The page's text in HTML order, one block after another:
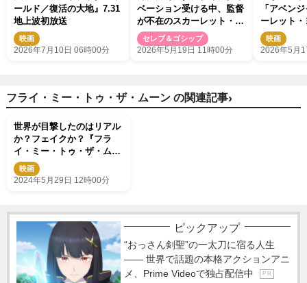
ールド／復活の大地』7.31
地上波初放送
映画
2026年7月10日 06時00分
ベーション受ける中、監督
が不在のスカーレット・ヨ
ハンソンに電話→『エクソ
シスト』撮影中でつながら
セレブ＆ゴシップ
2026年5月19日 11時00分
「アベン
ーレット
バスチャ
ストが正式
映画
2026年5月
フライ・ミー・トゥ・ザ・ムーン の関連記事›
世界が目撃したのはリアル
か？フェイクか？『フラ
イ・ミー・トゥ・ザ・ムー
ン』日本版予告解禁
映画
2024年5月29日 12時00分
ピックアップ
“おっさん剣聖”の一太刀に宿る人生
―― 世界で話題の本格アクションアニ
メ、Prime Videoで独占配信中
P R